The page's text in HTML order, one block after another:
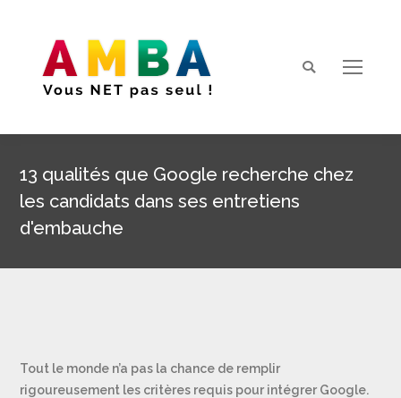
Search:
13 qualités que Google recherche chez
les candidats dans ses entretiens
d'embauche
Tout le monde n’a pas la chance de remplir
rigoureusement les critères requis pour intégrer Google.